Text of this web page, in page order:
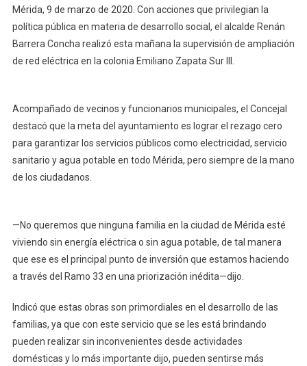
Concha
Da
Acceso
Calidad
De
Vida
Del
Sur
De
Ciudad
Mérida, 9 de marzo de 2020. Con acciones que privilegian la
política pública en materia de desarrollo social, el alcalde Renán
Barrera Concha realizó esta mañana la supervisión de ampliación
de red eléctrica en la colonia Emiliano Zapata Sur III.
Acompañado de vecinos y funcionarios municipales, el Concejal
destacó que la meta del ayuntamiento es lograr el rezago cero
para garantizar los servicios públicos como electricidad, servicio
sanitario y agua potable en todo Mérida, pero siempre de la mano
de los ciudadanos.
—No queremos que ninguna familia en la ciudad de Mérida esté
viviendo sin energía eléctrica o sin agua potable, de tal manera
que ese es el principal punto de inversión que estamos haciendo
a través del Ramo 33 en una priorización inédita—dijo.
Indicó que estas obras son primordiales en el desarrollo de las
familias, ya que con este servicio que se les está brindando
pueden realizar sin inconvenientes desde actividades
domésticas y lo más importante dijo, pueden sentirse más